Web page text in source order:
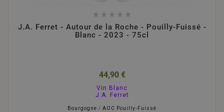
    
J.A. Ferret - Autour de la Roche - Pouilly-Fuissé -
Blanc - 2023 - 75cl
44,90 €
Vin Blanc
J.A. Ferret
Bourgogne / AOC Pouilly-Fuissé